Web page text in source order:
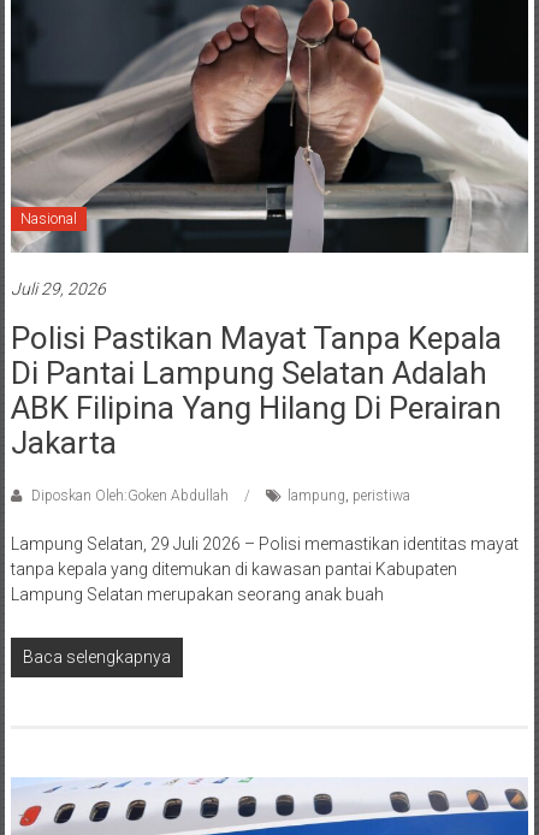
Nasional
Juli 29, 2026
Polisi Pastikan Mayat Tanpa Kepala
Di Pantai Lampung Selatan Adalah
ABK Filipina Yang Hilang Di Perairan
Jakarta
Diposkan Oleh:Goken Abdullah lampung, peristiwa
Lampung Selatan, 29 Juli 2026 – Polisi memastikan identitas mayat
tanpa kepala yang ditemukan di kawasan pantai Kabupaten
Lampung Selatan merupakan seorang anak buah
Baca selengkapnya